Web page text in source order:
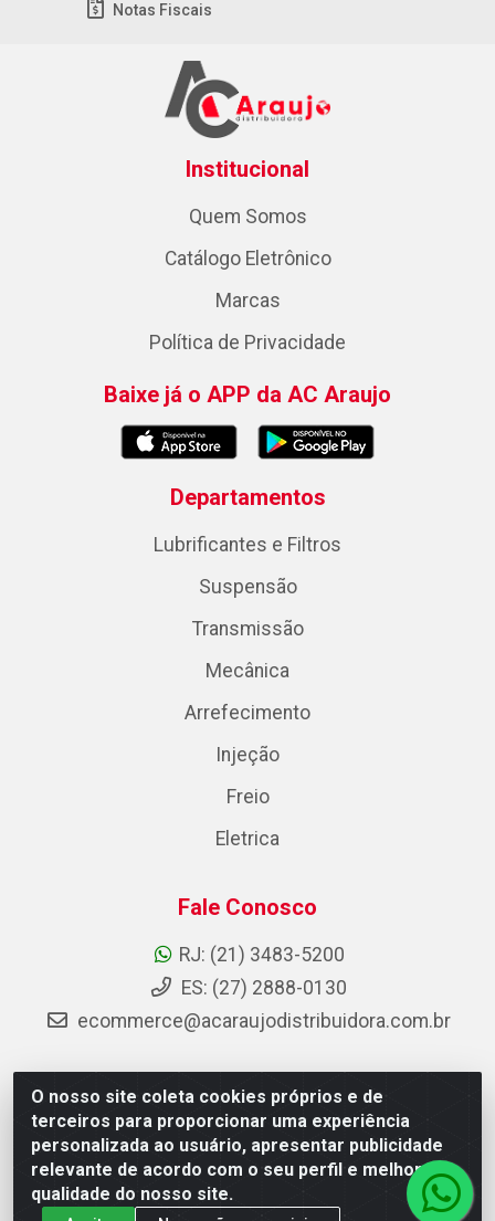
O nosso site coleta cookies próprios e de
terceiros para proporcionar uma experiência
personalizada ao usuário, apresentar publicidade
relevante de acordo com o seu perfil e melhorar a
qualidade do nosso site.
Notas Fiscais
Institucional
Quem Somos
Catálogo Eletrônico
Marcas
Política de Privacidade
Baixe já o APP da AC Araujo
Departamentos
Lubrificantes e Filtros
Suspensão
Transmissão
Mecânica
Arrefecimento
Injeção
Freio
Eletrica
Fale Conosco
RJ: (21) 3483-5200
ES: (27) 2888-0130
ecommerce@acaraujodistribuidora.com.br
AC Araujo Distribuidora - Rua Carneiro de Campos, 42 -
São Cristóvão, Rio de Janeiro/RJ - CEP 20.920-410 -
CNPJ 08.744.753/0003-85